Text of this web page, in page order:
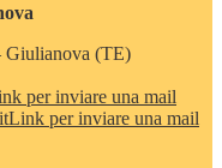
Giulianova (TE)
per inviare una mail
Link per inviare una mail